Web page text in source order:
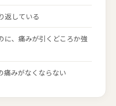
返している
に、痛みが引くどころか強
痛みがなくならない